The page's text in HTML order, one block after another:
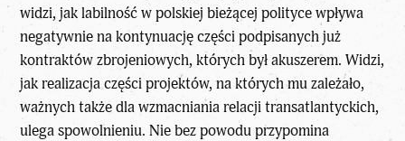
widzi, jak labilność w polskiej bieżącej polityce wpływa
negatywnie na kontynuację części podpisanych już
kontraktów zbrojeniowych, których był akuszerem. Widzi,
jak realizacja części projektów, na których mu zależało,
ważnych także dla wzmacniania relacji transatlantyckich,
ulega spowolnieniu. Nie bez powodu przypomina